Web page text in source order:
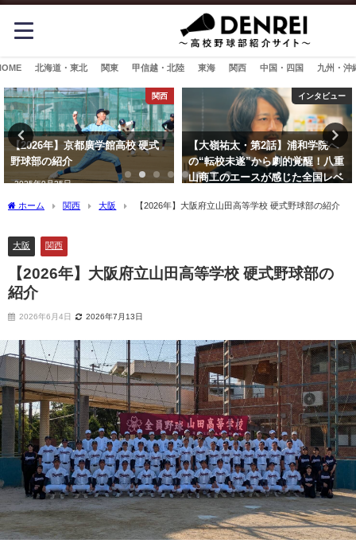
北海道・東北 関東 甲信越・北陸 東海 関西 中国・四国 九州・沖
インタビュー
【大嶺祐太・第2話】浦和学院へ
の“転校未遂”から劇的覚醒！八重
山商工のエースが感じた全国レベ
関東
【2026年】叡明高校 硬式野球部
の紹介
2026年2月3日
ホーム 関西 大阪 【2026年】大阪府立山田高等学校 硬式野球部の紹介
大阪 関西
【2026年】大阪府立山田高等学校 硬式野球部の
紹介
2026年6月4日 2026年7月13日